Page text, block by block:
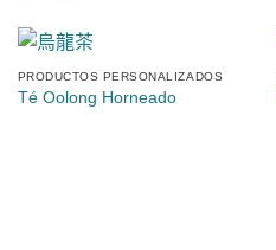
PRODUCTOS PERSONALIZADOS
Té Oolong Horneado